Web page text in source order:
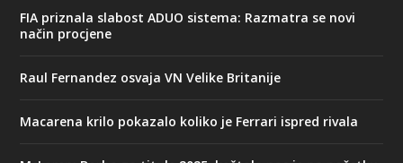
FIA priznala slabost ADUO sistema: Razmatra se novi
način procjene
Raul Fernandez osvaja VN Velike Britanije
Macarena krilo pokazalo koliko je Ferrari ispred rivala